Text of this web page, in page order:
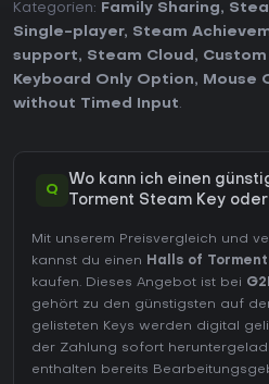
Kategorien: Family Sharing,
Single-player, Steam
support, Steam Cloud ,
Keyboard Only Option, Mouse
without Timed Input.
Q
Wo kann ich einen
Torment Steam Key
Mit unserem Preisvergleich und
kannst du einen Halls of Torment
kaufen. Dieses Angebot ist bei
gehört zu den günstigsten auf
gelisteten Keys werden digital
der Zahlung sofort
enthalten bereits